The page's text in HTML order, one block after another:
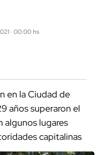
· 00:00 hs
en la Ciudad de
años superaron el
algunos lugares
capitalinas